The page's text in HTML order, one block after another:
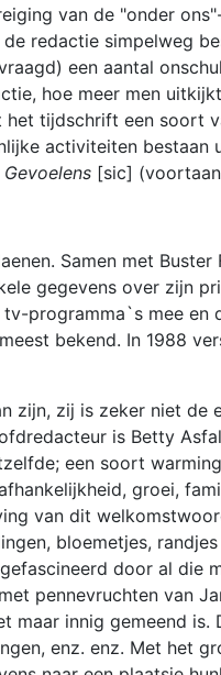
van de "onder
redactie simpelweg
een aantal
hoe meer men
het tijdschrift een
activiteiten
[sic]
Samen met
gegevens over zijn
programma`s mee en
bekend. In 1988
zijn, zij is zeker niet
is Betty
een soort
groei,
van dit
bloemetjes,
door al die
pennevruchten van
maar innig gemeend
enz. enz. Met het